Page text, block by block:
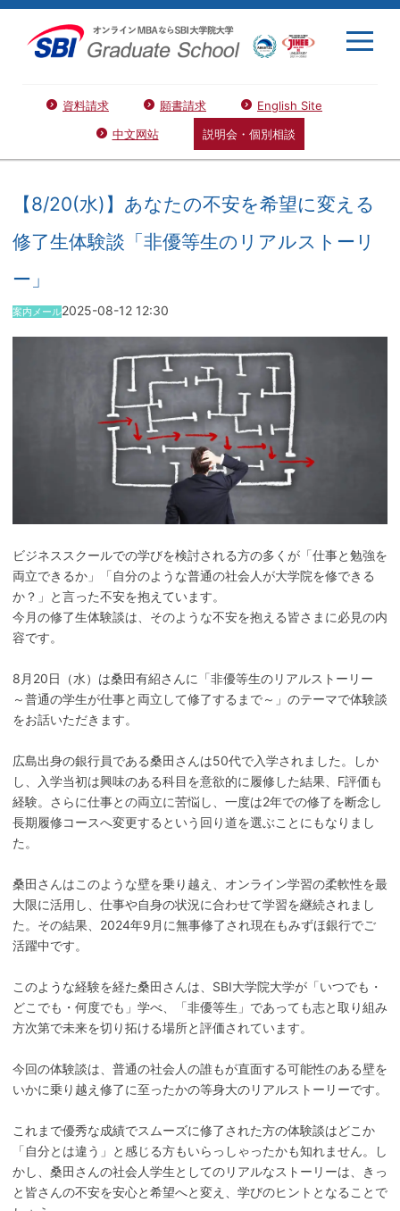
資料請求 願書請求
English Site
中文网站
説明会・個別相談
【8/20(水)】あなたの不安を希望に変える
修了生体験談「非優等生のリアルストーリ
ー」
案内メール2025-08-12 12:30
ビジネススクールでの学びを検討される方の多くが「仕事と勉強を
両立できるか」「自分のような普通の社会人が大学院を修できる
か？」と言った不安を抱えています。
今月の修了生体験談は、そのような不安を抱える皆さまに必見の内
容です。
8月20日（水）は桑田有紹さんに「非優等生のリアルストーリー
～普通の学生が仕事と両立して修了するまで～」のテーマで体験談
をお話いただきます。
広島出身の銀行員である桑田さんは50代で入学されました。しか
し、入学当初は興味のある科目を意欲的に履修した結果、F評価も
経験。さらに仕事との両立に苦悩し、一度は2年での修了を断念し
長期履修コースへ変更するという回り道を選ぶことにもなりまし
た。
桑田さんはこのような壁を乗り越え、オンライン学習の柔軟性を最
大限に活用し、仕事や自身の状況に合わせて学習を継続されまし
た。その結果、2024年9月に無事修了され現在もみずほ銀行でご
活躍中です。
このような経験を経た桑田さんは、SBI大学院大学が「いつでも・
どこでも・何度でも」学べ、「非優等生」であっても志と取り組み
方次第で未来を切り拓ける場所と評価されています。
今回の体験談は、普通の社会人の誰もが直面する可能性のある壁を
いかに乗り越え修了に至ったかの等身大のリアルストーリーです。
これまで優秀な成績でスムーズに修了された方の体験談はどこか
「自分とは違う」と感じる方もいらっしゃったかも知れません。し
かし、桑田さんの社会人学生としてのリアルなストーリーは、きっ
と皆さんの不安を安心と希望へと変え、学びのヒントとなることで